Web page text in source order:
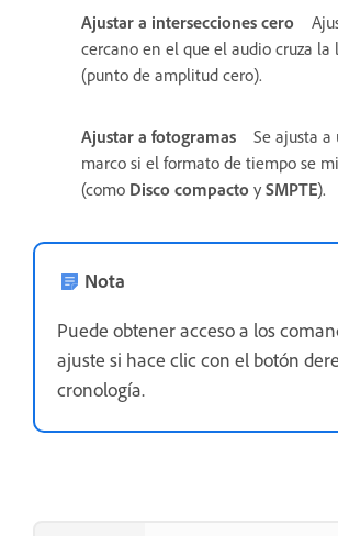
Ajustar a intersecciones cero
cercano en el que el audio cruza
(punto de amplitud cero).
Ajustar a fotogramas
Se ajusta
marco si el formato de tiempo se
(como Disco compacto y SMPTE).
Nota
Puede obtener acceso a los
ajuste si hace clic con el botón
cronología.